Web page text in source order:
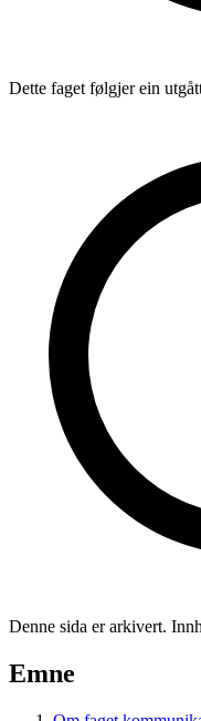
Dette faget følgjer ein
Denne sida er arkivert.
Emne